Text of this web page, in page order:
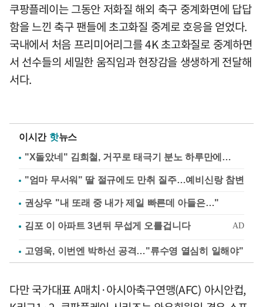
쿠팡플레이는 그동안 저화질 해외 축구 중계화면에 답답
함을 느낀 축구 팬들에 초고화질 중계로 호응을 얻었다.
국내에서 처음 프리미어리그를 4K 초고화질로 중계하면
서 선수들의 세밀한 움직임과 현장감을 생생하게 전달해
서다.
이시간 핫뉴스
"X돌았네" 김희철, 거꾸로 태극기 분노 하루만에…
"엄마 무서워" 딸 절규에도 만취 질주…예비신랑 참변
권상우 "내 또래 중 내가 제일 빠른데 아들은…"
고영욱, 이번엔 박하선 공격…"류수영 열심히 일해야"
다만 국가대표 A매치·아시아축구연맹(AFC) 아시안컵,